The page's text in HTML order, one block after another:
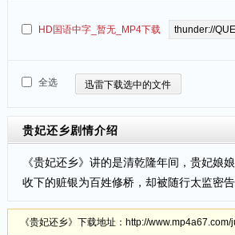
HD国语中字_暂无_MP4下载
全选 迅雷下载选中的文件
贵妃还乡剧情介绍
《贵妃还乡》讲的是清乾隆年间，贵妃
收下的赃银为百姓修桥，却被随行太监密
《贵妃还乡》下载地址：http://www.mp4a67.com/